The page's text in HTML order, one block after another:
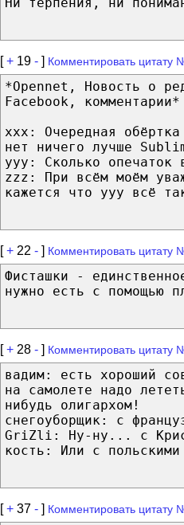
[+ 19 - ] Комментировать цитату
*Opennet, Новость о
Facebook, комментарии*
ххх: Очередная
нет ничего лучше
yyy: Сколько опечаток
zzz: При всём моём
кажется что yyy всё
[+ 22 - ] Комментировать цитату
Фисташки -
нужно есть с помощью
[+ 28 - ] Комментировать цитату
вадим: есть хороший
на самолете надо
нибудь олигархом!
снегоуборщик: с
GriZli: Ну-ну... с
кость: Или с польскими
[+ 37 - ] Комментировать цитату